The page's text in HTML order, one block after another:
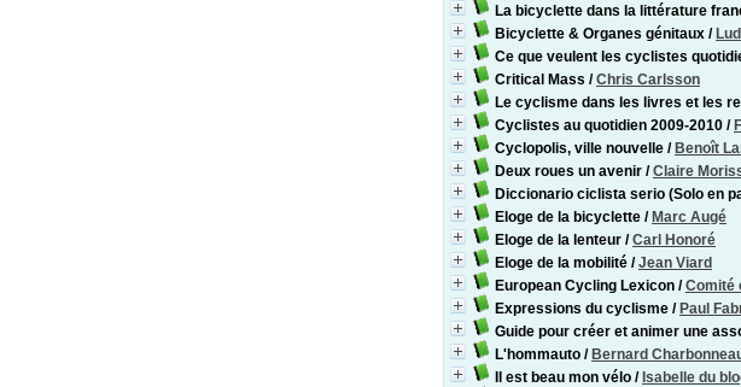
La bicyclette dans la littérature
Bicyclette & Organes génitaux /
Ce que veulent les cyclistes
Critical Mass /Chris Carlsson
Le cyclisme dans les livres et les
Cyclistes au quotidien 2009-2010 /
Cyclopolis, ville nouvelle / Benoît
Deux roues un avenir /Claire
Diccionario ciclista serio (Solo en
Eloge de la bicyclette / Marc Augé
Eloge de la lenteur /Carl Honoré
Eloge de la mobilité /Jean Viard
European Cycling Lexicon /Comité
Expressions du cyclisme / Paul
Guide pour créer et animer une
L'hommauto / Bernard
Il est beau mon vélo / Isabelle du